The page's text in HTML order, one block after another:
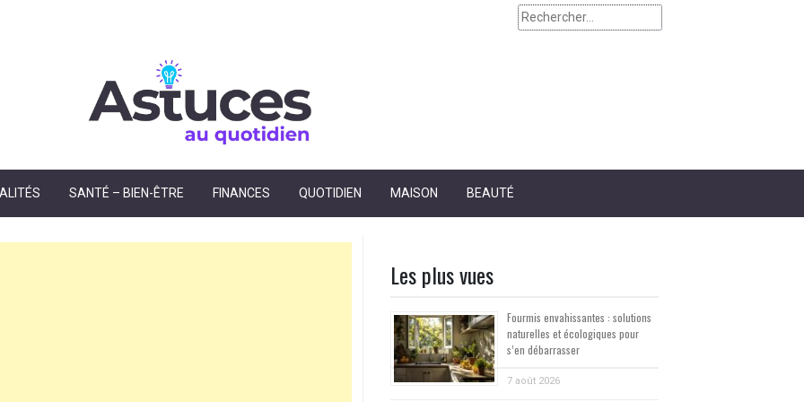
Rechercher :
SANTÉ – BIEN-ÊTRE FINANCES QUOTIDIEN MAISON BEAUTÉ
Les plus vues
Fourmis envahissantes : solutions
naturelles et écologiques pour
s’en débarrasser
7 août 2026